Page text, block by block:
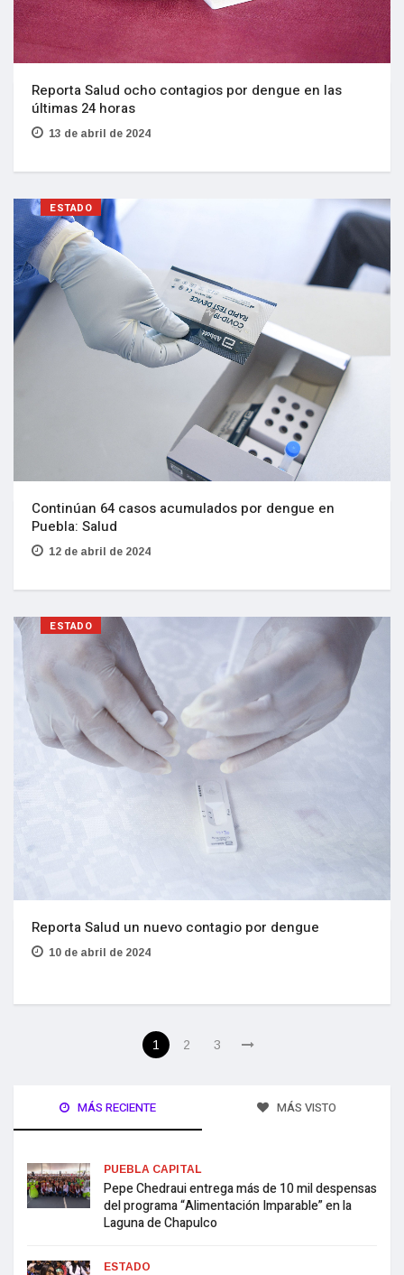
Reporta Salud ocho contagios por dengue en las
últimas 24 horas
13 de abril de 2024
ESTADO
Continúan 64 casos acumulados por dengue en
Puebla: Salud
12 de abril de 2024
ESTADO
Reporta Salud un nuevo contagio por dengue
10 de abril de 2024
1 2 3
MÁS RECIENTE MÁS VISTO
PUEBLA CAPITAL
Pepe Chedraui entrega más de 10 mil despensas
del programa “Alimentación Imparable” en la
Laguna de Chapulco
ESTADO